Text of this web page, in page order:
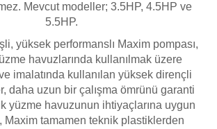
Mevcut modeller; 3.5HP, 4.5HP ve
5.5HP.
yüksek performanslı Maxim pompası,
havuzlarında kullanılmak üzere
imalatında kullanılan yüksek dirençli
daha uzun bir çalışma ömrünü garanti
yüzme havuzunun ihtiyaçlarına uygun
Maxim tamamen teknik plastiklerden